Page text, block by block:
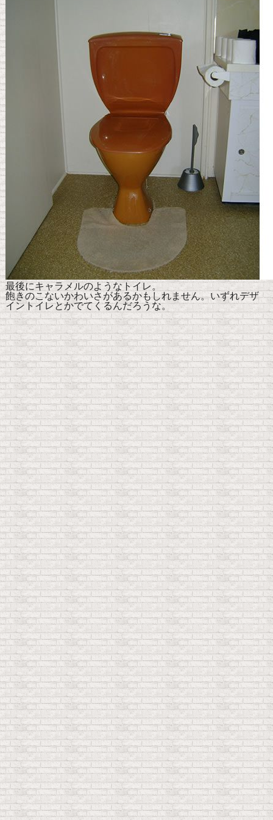
最後にキャラメルのようなトイレ。
飽きのこないかわいさがあるかもしれません。いずれデザ
イントイレとかでてくるんだろうな。